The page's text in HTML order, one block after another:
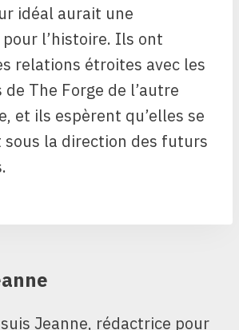
idéal aurait une
l’histoire. Ils ont
relations étroites avec les
The Forge de l’autre
et ils espèrent qu’elles se
la direction des futurs
Jeanne, rédactrice pour